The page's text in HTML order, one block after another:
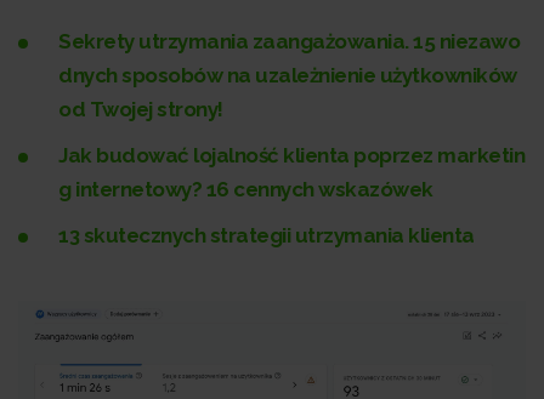
Sekrety utrzymania zaangażowania. 15 niezawo
dnych sposobów na uzależnienie użytkowników
od Twojej strony!
Jak budować lojalność klienta poprzez marketin
g internetowy? 16 cennych wskazówek
13 skutecznych strategii utrzymania klienta